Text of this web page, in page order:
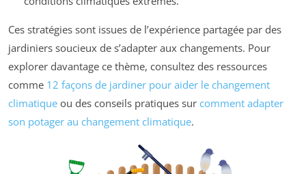
Ces stratégies sont issues de l’expérience partagée par des
jardiniers soucieux de s’adapter aux changements. Pour
explorer davantage ce thème, consultez des ressources
comme 12 façons de jardiner pour aider le changement
climatique ou des conseils pratiques sur comment adapter
son potager au changement climatique.